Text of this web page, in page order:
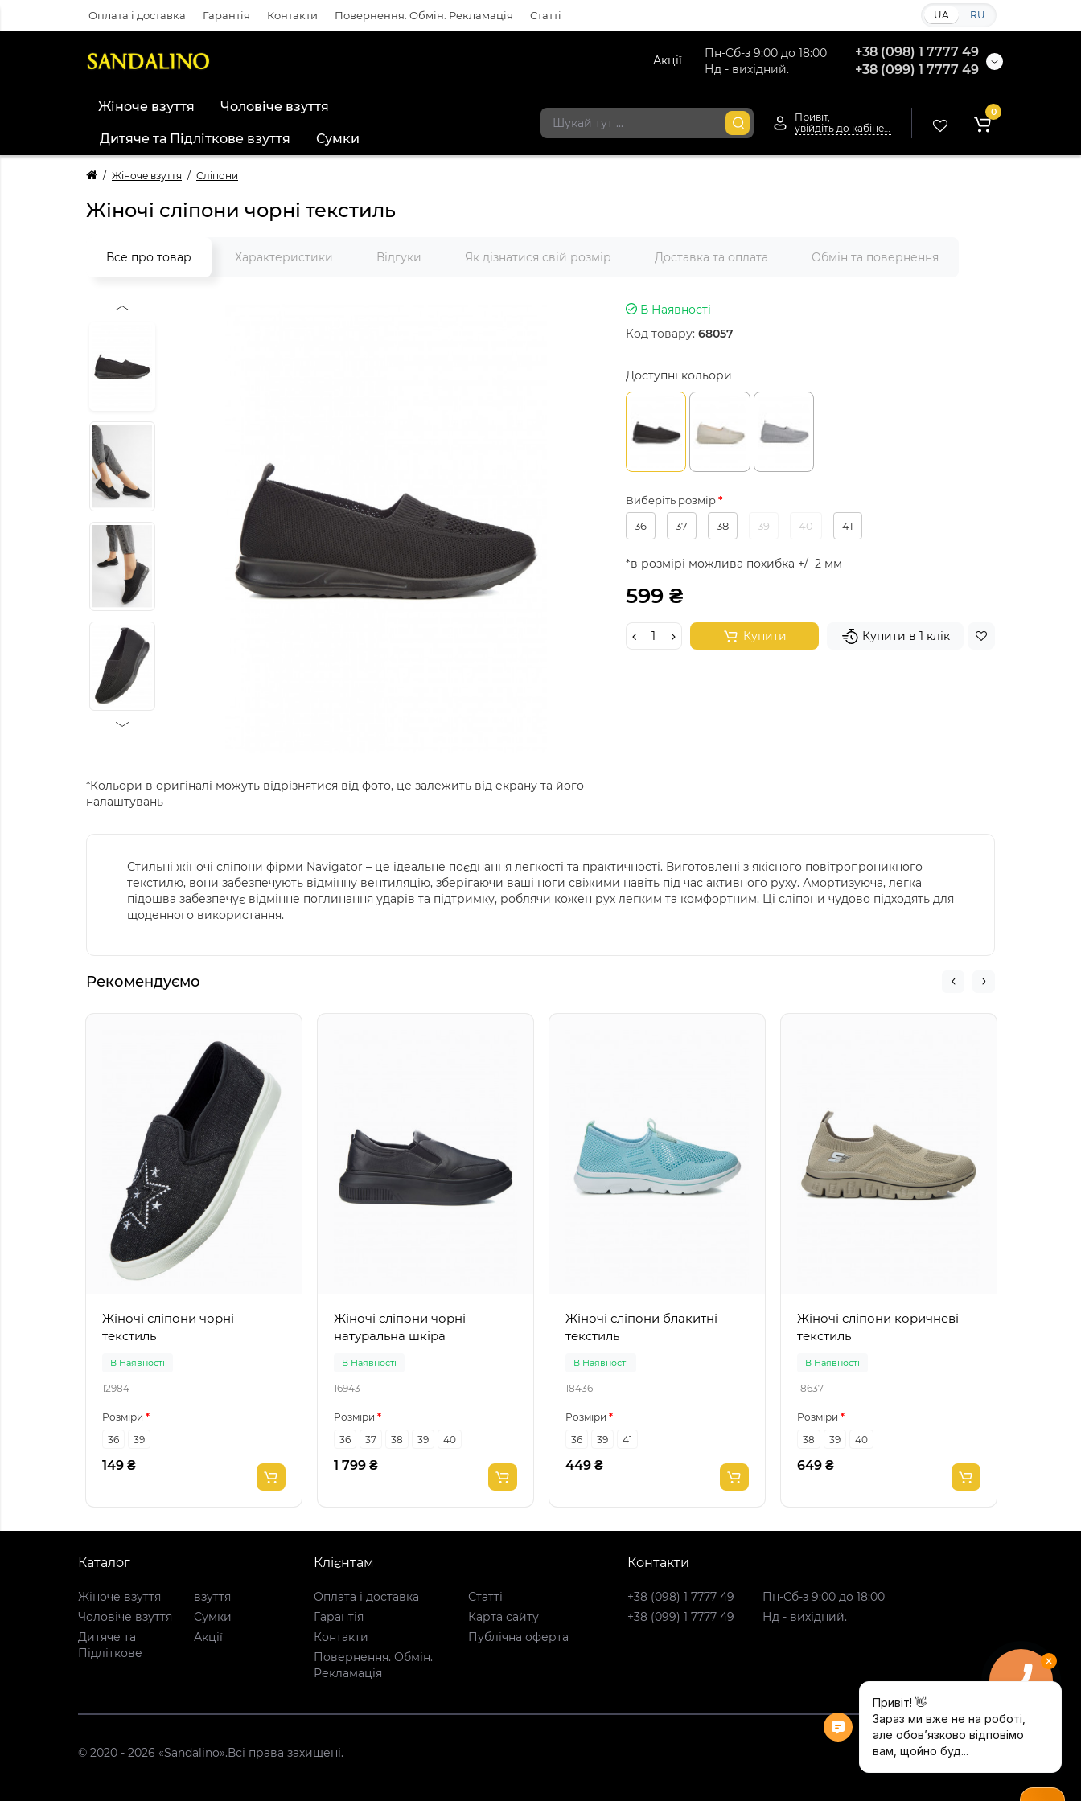
Оплата і доставка Гарантія Контакти Повернення. Обмін. Рекламація Статті UA RU
Пн-Сб-з 9:00 до 18:00
Нд - вихідний.
+38 (098) 1 7777 49
+38 (099) 1 7777 49
Акції
Жіноче взуття Чоловіче взуття
Дитяче та Підліткове взуття Сумки
Привіт,
0
Жіноче взуття Сліпони
Жіночі сліпони чорні текстиль
Все про товар Характеристики Відгуки Як дізнатися свій розмір Доставка та оплата Обмін та повернення
*Кольори в оригіналі можуть відрізнятися від фото, це залежить від екрану та його
налаштувань
В Наявності
Код товару: 68057
Доступні кольори
Виберіть розмір
36
37 38 39 40 41
*в розмірі можлива похибка +/- 2 мм
599 ₴
Купити Купити в 1 клік
Стильні жіночі сліпони фірми Navigator – це ідеальне поєднання легкості та практичності. Виготовлені з якісного повітропроникного
текстилю, вони забезпечують відмінну вентиляцію, зберігаючи ваші ноги свіжими навіть під час активного руху. Амортизуюча, легка
підошва забезпечує відмінне поглинання ударів та підтримку, роблячи кожен рух легким та комфортним. Ці сліпони чудово підходять для
щоденного використання.
Рекомендуємо
Жіночі сліпони чорні
текстиль
В Наявності
12984
Розміри
36
39
149 ₴
Жіночі сліпони чорні
натуральна шкіра
В Наявності
16943
Розміри
36
37 38 39 40
1 799 ₴
Жіночі сліпони блакитні
текстиль
В Наявності
18436
Розміри
36
39 41
449 ₴
Жіночі сліпони коричневі
текстиль
В Наявності
18637
Розміри
38
39 40
649 ₴
Каталог
Жіноче взуття
Чоловіче взуття
Дитяче та
Підліткове
взуття
Сумки
Акції
Клієнтам
Оплата і доставка
Гарантія
Контакти
Повернення. Обмін.
Рекламація
Статті
Карта сайту
Публічна оферта
Контакти
+38 (098) 1 7777 49
+38 (099) 1 7777 49
Пн-Сб-з 9:00 до 18:00
Нд - вихідний.
© 2020 - 2026 «Sandalino».Всі права захищені.